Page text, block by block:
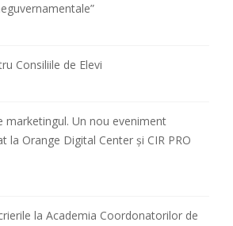
Consiliile de Elevi
marketingul. Un nou eveniment
la Orange Digital Center și CIR PRO
la Academia Coordonatorilor de